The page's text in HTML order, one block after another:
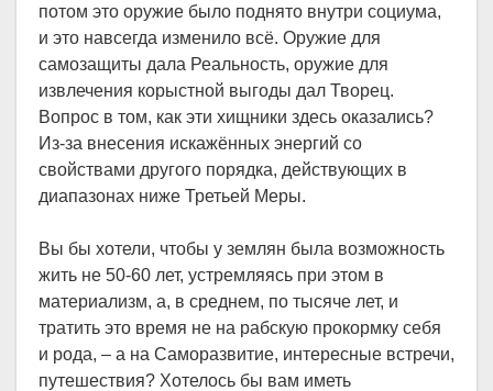
потом это оружие было поднято внутри социума,
и это навсегда изменило всё. Оружие для
самозащиты дала Реальность, оружие для
извлечения корыстной выгоды дал Творец.
Вопрос в том, как эти хищники здесь оказались?
Из-за внесения искажённых энергий со
свойствами другого порядка, действующих в
диапазонах ниже Третьей Меры.
Вы бы хотели, чтобы у землян была возможность
жить не 50-60 лет, устремляясь при этом в
материализм, а, в среднем, по тысяче лет, и
тратить это время не на рабскую прокормку себя
и рода, – а на Саморазвитие, интересные встречи,
путешествия? Хотелось бы вам иметь